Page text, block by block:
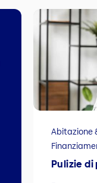
Abitazione
Pulizie